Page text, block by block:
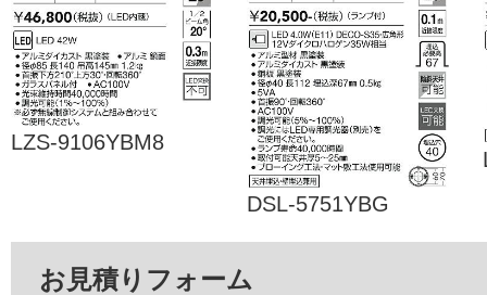
LZS-9106YBM8
DSL-5751YBG
お見積りフォーム